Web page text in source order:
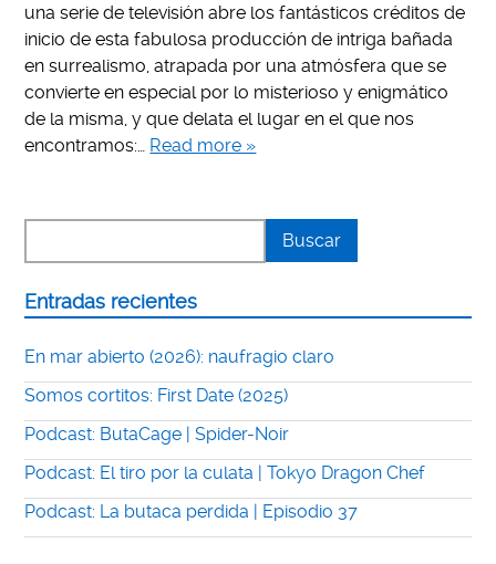
una serie de televisión abre los fantásticos créditos de
inicio de esta fabulosa producción de intriga bañada
en surrealismo, atrapada por una atmósfera que se
convierte en especial por lo misterioso y enigmático
de la misma, y que delata el lugar en el que nos
encontramos:… Read more »
Entradas recientes
En mar abierto (2026): naufragio claro
Somos cortitos: First Date (2025)
Podcast: ButaCage | Spider-Noir
Podcast: El tiro por la culata | Tokyo Dragon Chef
Podcast: La butaca perdida | Episodio 37